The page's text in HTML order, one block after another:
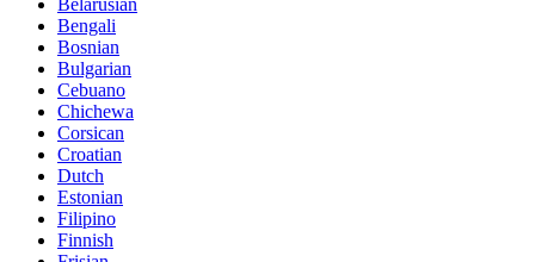
Belarusian
Bengali
Bosnian
Bulgarian
Cebuano
Chichewa
Corsican
Croatian
Dutch
Estonian
Filipino
Finnish